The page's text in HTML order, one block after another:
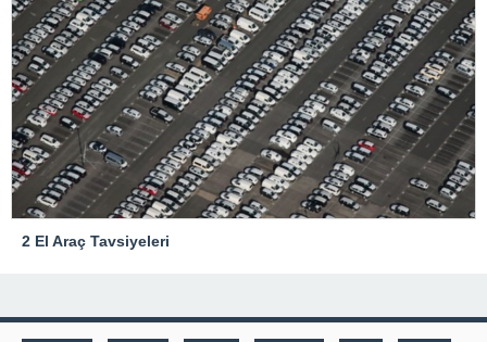
2 El Araç Tavsiyeleri